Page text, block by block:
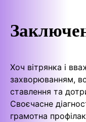
Хоч вітрянка і
захворюванням,
ставлення та
Своєчасне
грамотна